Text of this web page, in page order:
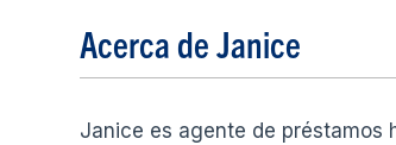
Acerca de Janice
Janice es agente de préstamos